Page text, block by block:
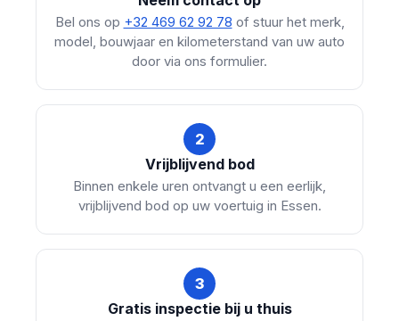
Bel ons op +32 469 62 92 78 of stuur het merk,
model, bouwjaar en kilometerstand van uw auto
door via ons formulier.
2
Vrijblijvend bod
Binnen enkele uren ontvangt u een eerlijk,
vrijblijvend bod op uw voertuig in Essen.
3
Gratis inspectie bij u thuis